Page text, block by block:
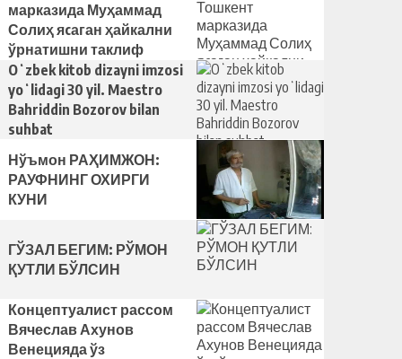
марказида Муҳаммад
Солиҳ яcаган ҳайкални
ўрнатишни таклиф
қилди
Oʻzbek kitob dizayni imzosi
yoʻlidagi 30 yil. Maestro
Bahriddin Bozorov bilan
suhbat
Нўъмон РАҲИМЖОН:
РАУФНИНГ ОХИРГИ
КУНИ
ГЎЗАЛ БЕГИМ: РЎМОН
ҚУТЛИ БЎЛСИН
Концептуалист рассом
Вячеслав Ахунов
Венецияда ўз